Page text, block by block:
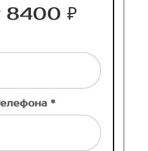
8400 ₽
*